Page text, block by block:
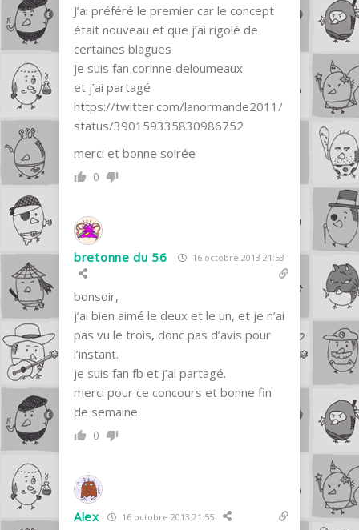
J’ai préféré le premier car le concept
était nouveau et que j’ai rigolé de
certaines blagues
je suis fan corinne deloumeaux
et j’ai partagé
https://twitter.com/lanormande2011/
status/390159335830986752
merci et bonne soirée
0
bretonne du 56 16 octobre 2013 21:53
bonsoir,
j’ai bien aimé le deux et le un, et je n’ai
pas vu le trois, donc pas d’avis pour
l’instant.
je suis fan fb et j’ai partagé.
merci pour ce concours et bonne fin
de semaine.
0
Alex 16 octobre 2013 21:55